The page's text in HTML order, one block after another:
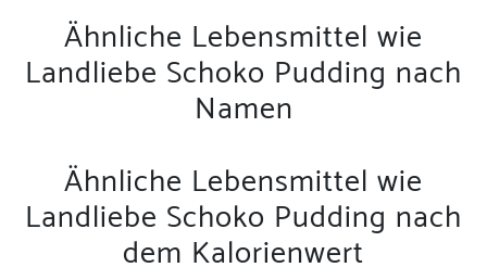
Ähnliche Lebensmittel wie
Landliebe Schoko Pudding nach
Namen
Ähnliche Lebensmittel wie
Landliebe Schoko Pudding nach
dem Kalorienwert